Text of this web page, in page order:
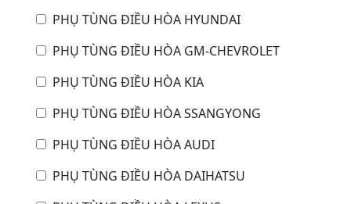
PHỤ TÙNG ĐIỀU HÒA HYUNDAI
PHỤ TÙNG ĐIỀU HÒA GM-CHEVROLET
PHỤ TÙNG ĐIỀU HÒA KIA
PHỤ TÙNG ĐIỀU HÒA SSANGYONG
PHỤ TÙNG ĐIỀU HÒA AUDI
PHỤ TÙNG ĐIỀU HÒA DAIHATSU